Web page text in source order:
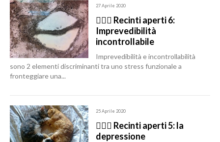
27 Aprile 2020
🙆🏽‍♂️ Recinti aperti 6:
Imprevedibilità
incontrollabile
Imprevedibilità e incontrollabilità
sono 2 elementi discriminanti tra uno stress funzionale a
fronteggiare una...
25 Aprile 2020
🙆🏽‍♂️ Recinti aperti 5: la
depressione